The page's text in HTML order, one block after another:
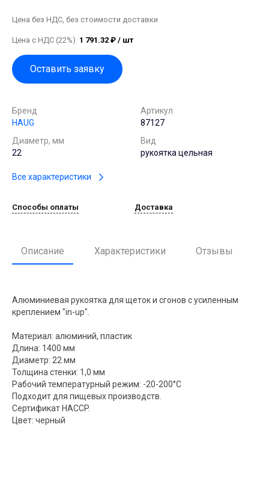
Цена без НДС, без стоимости доставки
Цена с НДС (22%) 1 791.32 ₽ / шт
Оставить заявку
Бренд
HAUG
Артикул
87127
Диаметр, мм
22
Вид
рукоятка цельная
Все характеристики
Способы оплаты Доставка
Описание Характеристики Отзывы
Алюминиевая рукоятка для щеток и сгонов с усиленным
креплением "in-up".
Материал: алюминий, пластик
Длина: 1400 мм
Диаметр: 22 мм
Толщина стенки: 1,0 мм
Рабочий температурный режим: -20-200°C
Подходит для пищевых производств.
Сертификат HACCP.
Цвет: черный